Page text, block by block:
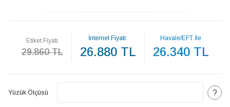
Etiket Fiyatı
29.860 TL
İnternet Fiyatı:
26.880 TL
Havale/EFT İle
26.340 TL
Yüzük Ölçüsü ?